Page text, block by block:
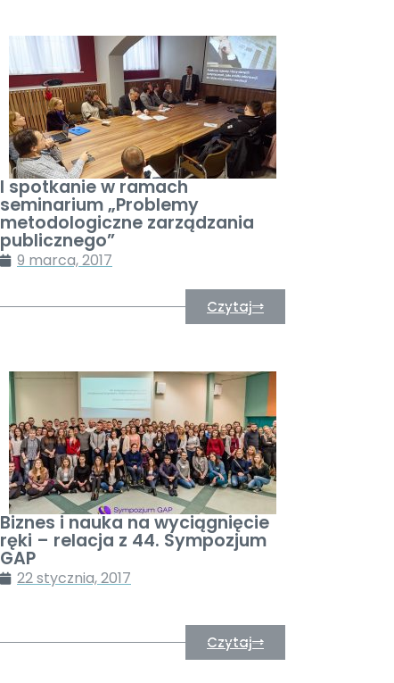
I spotkanie w ramach
seminarium „Problemy
metodologiczne zarządzania
publicznego”
9 marca, 2017
Czytaj
Biznes i nauka na wyciągnięcie
ręki – relacja z 44. Sympozjum
GAP
22 stycznia, 2017
Czytaj